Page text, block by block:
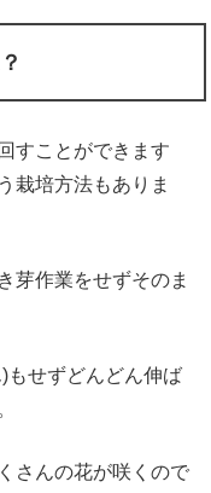
すことができます
栽培方法もありま
芽作業をせずそのま
もせずどんどん伸ば
さんの花が咲くので